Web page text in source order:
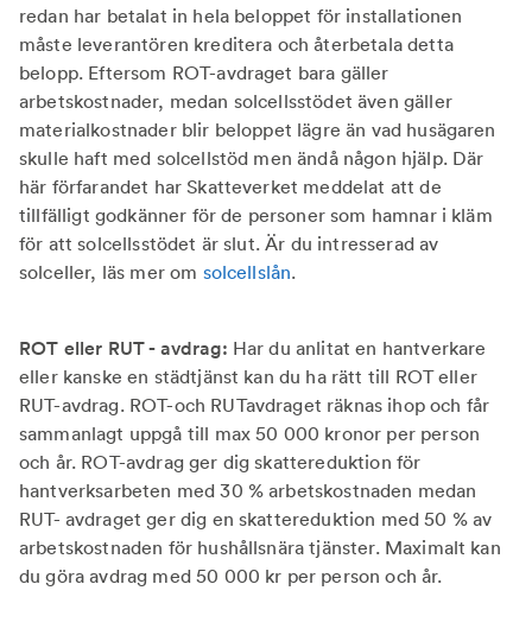
redan har betalat in hela beloppet för installationen
måste leverantören kreditera och återbetala detta
belopp. Eftersom ROT-avdraget bara gäller
arbetskostnader, medan solcellsstödet även gäller
materialkostnader blir beloppet lägre än vad husägaren
skulle haft med solcellstöd men ändå någon hjälp. Där
här förfarandet har Skatteverket meddelat att de
tillfälligt godkänner för de personer som hamnar i kläm
för att solcellsstödet är slut. Är du intresserad av
solceller, läs mer om solcellslån.
ROT eller RUT - avdrag: Har du anlitat en hantverkare
eller kanske en städtjänst kan du ha rätt till ROT eller
RUT-avdrag. ROT-och RUTavdraget räknas ihop och får
sammanlagt uppgå till max 50 000 kronor per person
och år. ROT-avdrag ger dig skattereduktion för
hantverksarbeten med 30 % arbetskostnaden medan
RUT- avdraget ger dig en skattereduktion med 50 % av
arbetskostnaden för hushållsnära tjänster. Maximalt kan
du göra avdrag med 50 000 kr per person och år.